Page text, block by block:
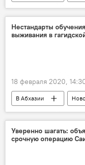
Мультимедиа
Нестандарты
выживания в
18 февраля 2020,
В Абхазии
"Дежурный по району"
Уверенно шагать:
срочную операцию